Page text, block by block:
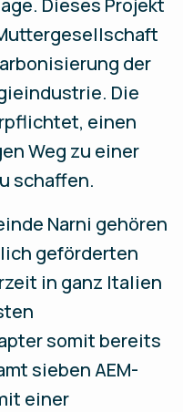
Dieses Projekt
der
Die
einen
Weg zu einer
schaffen.
Narni gehören
geförderten
in ganz Italien
somit bereits
sieben AEM-
einer